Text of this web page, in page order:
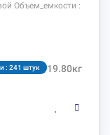
Объем_емкости :
19.80кг
: 241 штук